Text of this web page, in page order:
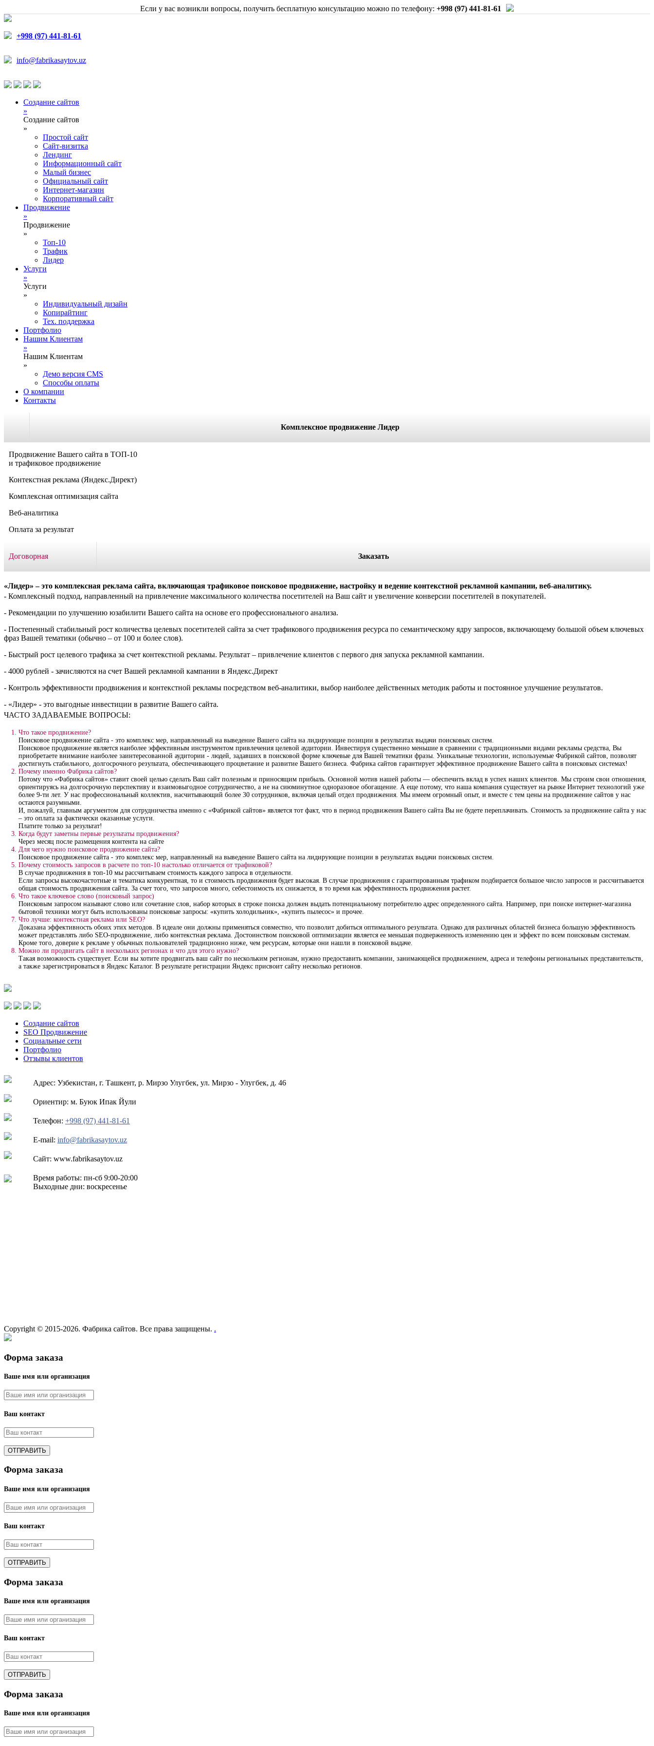
Если у вас возникли вопросы, получить бесплатную консультацию можно по телефону: +998 (97) 441-81-61
+998 (97) 441-81-61
info@fabrikasaytov.uz
Создание сайтов
»
Создание сайтов
»
Простой сайт
Сайт-визитка
Лендинг
Информационный сайт
Малый бизнес
Официальный сайт
Интернет-магазин
Корпоративный сайт
Продвижение
»
Продвижение
»
Топ-10
Трафик
Лидер
Услуги
»
Услуги
»
Индивидуальный дизайн
Копирайтинг
Тех. поддержка
Портфолио
Нашим Клиентам
»
Нашим Клиентам
»
Демо версия CMS
Способы оплаты
О компании
Контакты
Комплексное продвижение Лидер
Продвижение Вашего сайта в ТОП-10
и трафиковое продвижение
Контекстная реклама (Яндекс.Директ)
Комплексная оптимизация сайта
Веб-аналитика
Оплата за результат
Договорная Заказать
«Лидер» – это комплексная реклама сайта, включающая трафиковое поисковое продвижение, настройку и ведение контекстной рекламной кампании, веб-аналитику.
- Комплексный подход, направленный на привлечение максимального количества посетителей на Ваш сайт и увеличение конверсии посетителей в покупателей.
- Рекомендации по улучшению юзабилити Вашего сайта на основе его профессионального анализа.
- Постепенный стабильный рост количества целевых посетителей сайта за счет трафикового продвижения ресурса по семантическому ядру запросов, включающему большой объем ключевых
фраз Вашей тематики (обычно – от 100 и более слов).
- Быстрый рост целевого трафика за счет контекстной рекламы. Результат – привлечение клиентов с первого дня запуска рекламной кампании.
- 4000 рублей - зачисляются на счет Вашей рекламной кампании в Яндекс.Директ
- Контроль эффективности продвижения и контекстной рекламы посредством веб-аналитики, выбор наиболее действенных методик работы и постоянное улучшение результатов.
- «Лидер» - это выгодные инвестиции в развитие Вашего сайта.
ЧАСТО ЗАДАВАЕМЫЕ ВОПРОСЫ:
Что такое продвижение?
Поисковое продвижение сайта - это комплекс мер, направленный на выведение Вашего сайта на лидирующие позиции в результатах выдачи поисковых систем.
Поисковое продвижение является наиболее эффективным инструментом привлечения целевой аудитории. Инвестируя существенно меньшие в сравнении с традиционными видами рекламы средства, Вы
приобретаете внимание наиболее заинтересованной аудитории - людей, задавших в поисковой форме ключевые для Вашей тематики фразы. Уникальные технологии, используемые Фабрикой сайтов, позволят
достигнуть стабильного, долгосрочного результата, обеспечивающего процветание и развитие Вашего бизнеса. Фабрика сайтов гарантирует эффективное продвижение Вашего сайта в поисковых системах!
Почему именно Фабрика сайтов?
Потому что «Фабрика сайтов» ставит своей целью сделать Ваш сайт полезным и приносящим прибыль. Основной мотив нашей работы — обеспечить вклад в успех наших клиентов. Мы строим свои отношения,
ориентируясь на долгосрочную перспективу и взаимовыгодное сотрудничество, а не на сиюминутное одноразовое обогащение. А еще потому, что наша компания существует на рынке Интернет технологий уже
более 9-ти лет. У нас профессиональный коллектив, насчитывающий более 30 сотрудников, включая целый отдел продвижения. Мы имеем огромный опыт, и вместе с тем цены на продвижение сайтов у нас
остаются разумными.
И, пожалуй, главным аргументом для сотрудничества именно с «Фабрикой сайтов» является тот факт, что в период продвижения Вашего сайта Вы не будете переплачивать. Стоимость за продвижение сайта у нас
– это оплата за фактически оказанные услуги.
Платите только за результат!
Когда будут заметны первые результаты продвижения?
Через месяц после размещения контента на сайте
Для чего нужно поисковое продвижение сайта?
Поисковое продвижение сайта - это комплекс мер, направленный на выведение Вашего сайта на лидирующие позиции в результатах выдачи поисковых систем.
Почему стоимость запросов в расчете по топ-10 настолько отличается от трафиковой?
В случае продвижения в топ-10 мы рассчитываем стоимость каждого запроса в отдельности.
Если запросы высокочастотные и тематика конкурентная, то и стоимость продвижения будет высокая. В случае продвижения с гарантированным трафиком подбирается большое число запросов и рассчитывается
общая стоимость продвижения сайта. За счет того, что запросов много, себестоимость их снижается, в то время как эффективность продвижения растет.
Что такое ключевое слово (поисковый запрос)
Поисковым запросом называют слово или сочетание слов, набор которых в строке поиска должен выдать потенциальному потребителю адрес определенного сайта. Например, при поиске интернет-магазина
бытовой техники могут быть использованы поисковые запросы: «купить холодильник», «купить пылесос» и прочее.
Что лучше: контекстная реклама или SEO?
Доказана эффективность обоих этих методов. В идеале они должны применяться совместно, что позволит добиться оптимального результата. Однако для различных областей бизнеса большую эффективность
может представлять либо SEO-продвижение, либо контекстная реклама. Достоинством поисковой оптимизации является ее меньшая подверженность изменению цен и эффект по всем поисковым системам.
Кроме того, доверие к рекламе у обычных пользователей традиционно ниже, чем ресурсам, которые они нашли в поисковой выдаче.
Можно ли продвигать сайт в нескольких регионах и что для этого нужно?
Такая возможность существует. Если вы хотите продвигать ваш сайт по нескольким регионам, нужно предоставить компании, занимающейся продвижением, адреса и телефоны региональных представительств,
а также зарегистрироваться в Яндекс Каталог. В результате регистрации Яндекс присвоит сайту несколько регионов.
Создание сайтов
SEO Продвижение
Социальные сети
Портфолио
Отзывы клиентов
Адрес: Узбекистан, г. Ташкент, р. Мирзо Улугбек, ул. Мирзо - Улугбек, д. 46
Ориентир: м. Буюк Ипак Йули
Телефон: +998 (97) 441-81-61
E-mail: info@fabrikasaytov.uz
Сайт: www.fabrikasaytov.uz
Время работы: пн-сб 9:00-20:00
Выходные дни: воскресенье
Copyright © 2015-2026. Фабрика сайтов. Все права защищены. .
Форма заказа
Ваше имя или организация
Ваш контакт
Форма заказа
Ваше имя или организация
Ваш контакт
Форма заказа
Ваше имя или организация
Ваш контакт
Форма заказа
Ваше имя или организация